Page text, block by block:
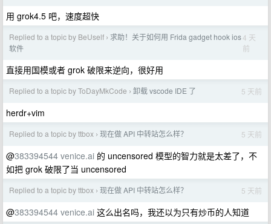
用 grok4.5 吧，速度超快
Replied to a topic by BeUself › 求助！关于如何用 Frida gadget hook ios
软件
4 天
前
直接用国模或者 grok 破限来逆向，很好用
Replied to a topic by ToDayMkCode › 卸载 vscode IDE 了 5 天前
herdr+vim
Replied to a topic by ttbox › 现在做 API 中转站怎么样？ 5 天前
@383394544 venice.ai 的 uncensored 模型的智力就是太差了，不
如把 grok 破限了当 uncensored
Replied to a topic by ttbox › 现在做 API 中转站怎么样？ 5 天前
@383394544 venice.ai 这么出名吗，我还以为只有炒币的人知道